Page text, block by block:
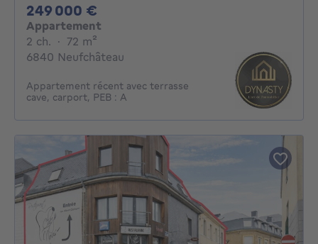
249 000 €
Appartement
2 ch. 2 chambres
· 72 m²
6840 Neufchâteau
Appartement récent avec terrasse
cave, carport, PEB : A